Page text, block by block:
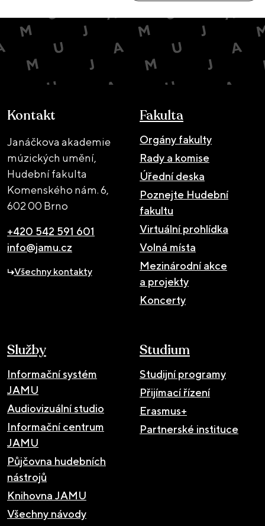
Kontakt
Janáčkova akademie
múzických umění,
Hudební fakulta
Komenského nám. 6,
602 00 Brno
+420 542 591 601
info@jamu.cz
Všechny kontakty
Fakulta
Orgány fakulty
Rady a komise
Úřední deska
Poznejte Hudební
fakultu
Virtuální prohlídka
Volná místa
Mezinárodní akce
a projekty
Koncerty
Služby
Informační systém
JAMU
Audiovizuální studio
Informační centrum
JAMU
Půjčovna hudebních
nástrojů
Knihovna JAMU
Všechny návody
Studium
Studijní programy
Přijímací řízení
Erasmus+
Partnerské instituce